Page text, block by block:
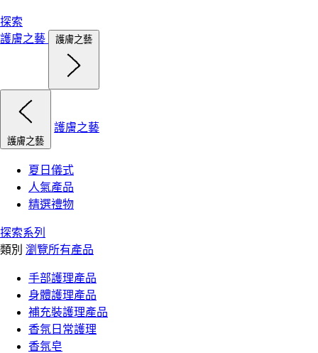
探索
護膚之藝
護膚之藝
護膚之藝
護膚之藝
夏日儀式
人氣產品
精選禮物
探索系列
類別 瀏覽所有產品
手部護理產品
身體護理產品
補充裝護理產品
香氛日常護理
香氛皂